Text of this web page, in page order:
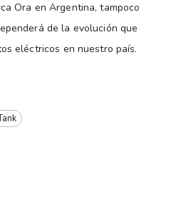
Ora en Argentina, tampoco
de la evolución que
eléctricos en nuestro país.